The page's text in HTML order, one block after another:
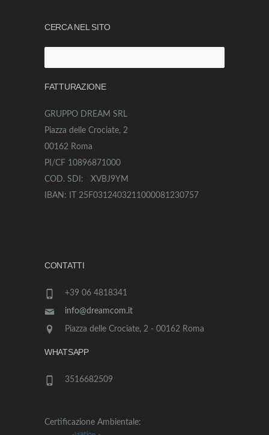
CERCA NEL SITO
per:
FATTURAZIONE
GRUPPO DREAM SRL
Piazza delle Crociate, 2
00162 Roma
PI/CF 10896871000
COD. SDI: XVBJ9YM
IBAN: IT 25F0312403211000081230757
CONTATTI
+39 06 4818341
info@dreamcom.it
Piazza delle Crociate, 2 - 00162 Roma
WHATSAPP
3516682509
Certificazione Ambientale: